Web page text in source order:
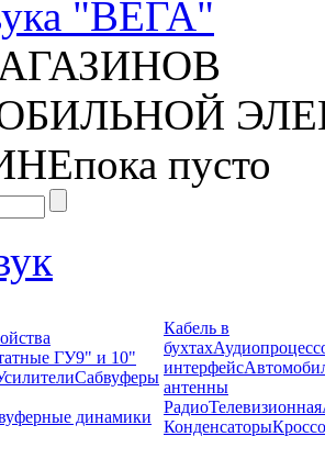
"ВЕГА"
пока пусто
ГУ9" и 10"
Сабвуферы
динамики
Кабель в
бухтах
интерфейс
антенны
РадиоТелевизионная
Конденсаторы